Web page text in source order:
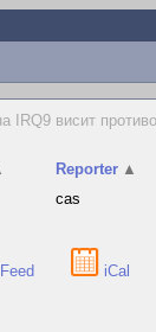
IRQ9 висит
Reporter ▲
cas
Feed iCal